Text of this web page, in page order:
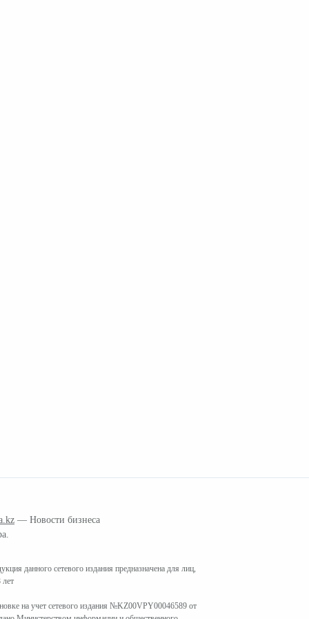
— Новости бизнеса
данного сетевого издания предназначена для лиц,
лет
на учет сетевого издания №KZ00VPY00046589 от